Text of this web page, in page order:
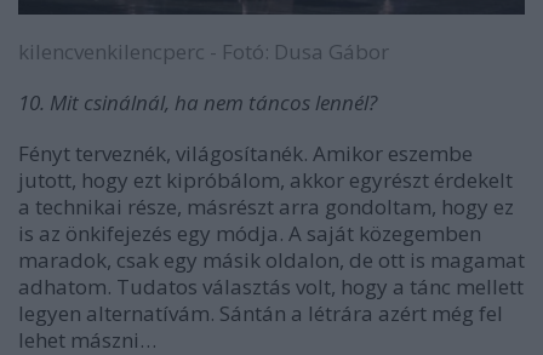
kilencvenkilencperc - Fotó: Dusa Gábor
10. Mit csinálnál, ha nem táncos lennél?
Fényt terveznék, világosítanék. Amikor eszembe
jutott, hogy ezt kipróbálom, akkor egyrészt érdekelt
a technikai része, másrészt arra gondoltam, hogy ez
is az önkifejezés egy módja. A saját közegemben
maradok, csak egy másik oldalon, de ott is magamat
adhatom. Tudatos választás volt, hogy a tánc mellett
legyen alternatívám. Sántán a létrára azért még fel
lehet mászni…